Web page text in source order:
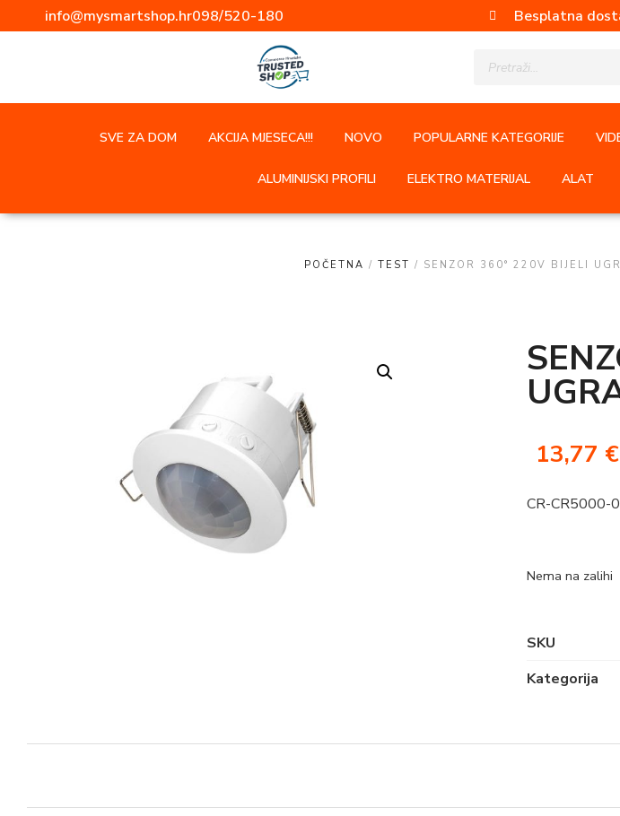
info@mysmartshop.hr098/520-180 Besplatna
SVE ZA DOM AKCIJA MJESECA!!! NOVO POPULARNE KATEGORIJE
ALUMINIJSKI PROFILI ELEKTRO MATERIJAL ALAT
POČETNA / TEST / SENZOR 360° 220V BIJELI
13,77 €
CR-CR5000-
Nema na zalihi
SKU
Kategorija